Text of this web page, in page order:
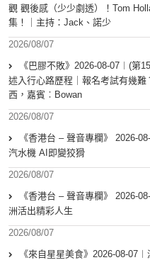
觀 觀後感（少少劇透）！Tom
集！｜主持：Jack、諾少
2026/08/07
《巴膠不敗》2026-08-07︱(第
述入行心路歷程｜報名考試有幾
西，嘉賓︰Bowan
2026/08/07
《香港台 – 聲音專欄》 2026-
汽水機 AI即變狡猾
2026/08/07
《香港台 – 聲音專欄》 2026-
洲活出精彩人生
2026/08/07
《來自星星美食》2026-08-